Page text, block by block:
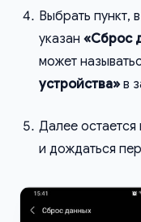
Выбрать пункт,
указан «Сброс
может
устройства» в
Далее остается
и дождаться